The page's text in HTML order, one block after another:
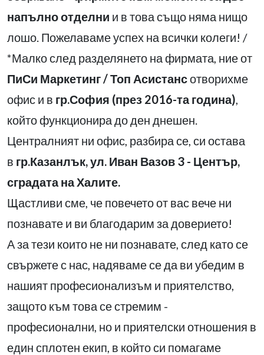
напълно отделни и в това също няма нищо
лошо. Пожелаваме успех на всички колеги! /
*Малко след разделянето на фирмата, ние от
ПиСи Маркетинг / Топ Асистансотворихме
офис и в гр.София (през 2016-та година)
който функционира до ден днешен.
Централният ни офис, разбира се, си остава
в гр.Казанлък, ул. Иван Вазов 3 - Център,
сградата на Халите.
Щастливи сме, че повечето от вас вече ни
познавате и ви благодарим за доверието!
А за тези които не ни познавате, след като се
свържете с нас, надяваме се да ви убедим в
нашият професионализъм и приятелство,
защото към това се стремим -
професионални, но и приятелски отношения в
един сплотен екип, в който си помагаме